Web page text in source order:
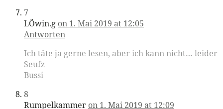
7
LÖwin.g on 1. Mai 2019 at 12:05
Antworten
Ich täte ja gerne lesen, aber ich kann nicht… leider
Seufz
Bussi
8
Rumpelkammer on 1. Mai 2019 at 12:09